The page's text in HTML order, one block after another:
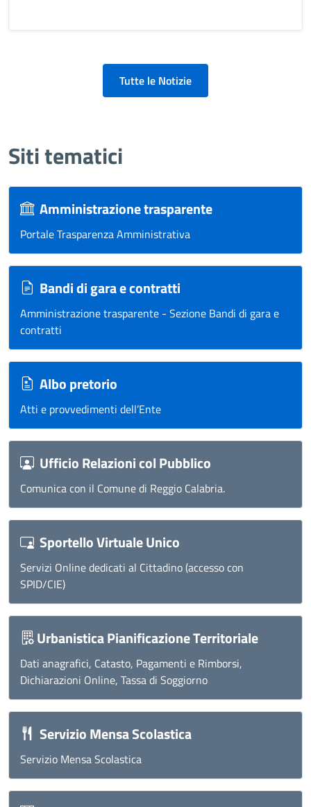
Tutte le Notizie
Siti tematici
Amministrazione trasparente
Portale Trasparenza Amministrativa
Bandi di gara e contratti
Amministrazione trasparente - Sezione Bandi di gara e
contratti
Albo pretorio
Atti e provvedimenti dell’Ente
Ufficio Relazioni col Pubblico
Comunica con il Comune di Reggio Calabria.
Sportello Virtuale Unico
Servizi Online dedicati al Cittadino (accesso con
SPID/CIE)
Urbanistica Pianificazione Territoriale
Dati anagrafici, Catasto, Pagamenti e Rimborsi,
Dichiarazioni Online, Tassa di Soggiorno
Servizio Mensa Scolastica
Servizio Mensa Scolastica